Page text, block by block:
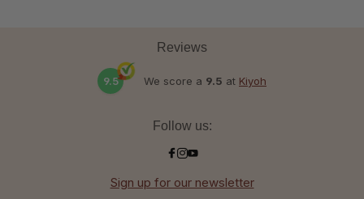
Reviews
9.5 We score a 9.5 at Kiyoh
Follow us:
Sign up for our newsletter